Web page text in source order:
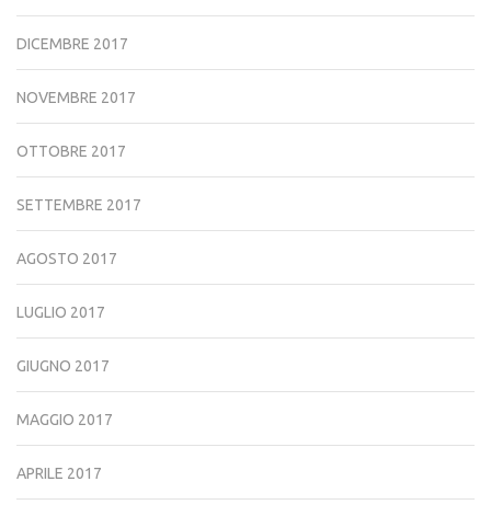
DICEMBRE 2017
NOVEMBRE 2017
OTTOBRE 2017
SETTEMBRE 2017
AGOSTO 2017
LUGLIO 2017
GIUGNO 2017
MAGGIO 2017
APRILE 2017